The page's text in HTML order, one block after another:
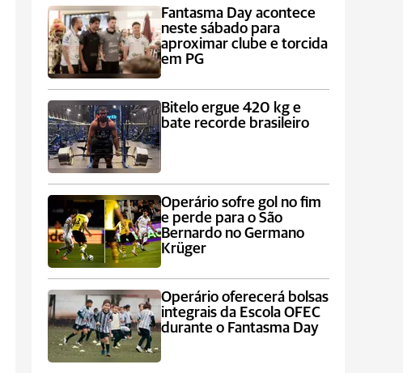
Fantasma Day acontece
neste sábado para
aproximar clube e torcida
em PG
Bitelo ergue 420 kg e
bate recorde brasileiro
Operário sofre gol no fim
e perde para o São
Bernardo no Germano
Krüger
Operário oferecerá bolsas
integrais da Escola OFEC
durante o Fantasma Day